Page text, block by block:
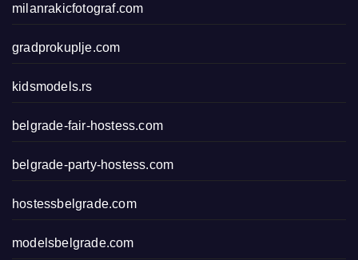
milanrakicfotograf.com
gradprokuplje.com
kidsmodels.rs
belgrade-fair-hostess.com
belgrade-party-hostess.com
hostessbelgrade.com
modelsbelgrade.com